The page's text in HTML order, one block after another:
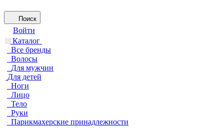
Поиск
Войти
Каталог
Все бренды
Волосы
Для мужчин
Для детей
Ноги
Лицо
Тело
Руки
Парикмахерские принадлежности